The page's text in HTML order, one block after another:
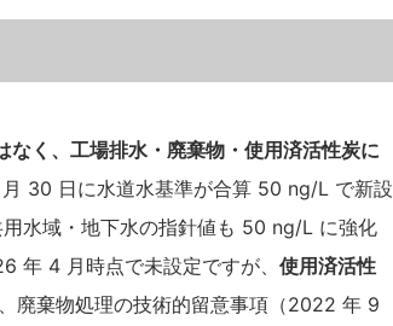
なく、工場排水・廃棄物・使用済活性炭に
30 日に水道水基準が合算 50 ng/L で新設
水域・地下水の指針値も 50 ng/L に強化
年 4 月時点で未設定ですが、 使用済活性
、廃棄物処理の技術的留意事項（2022 年 9